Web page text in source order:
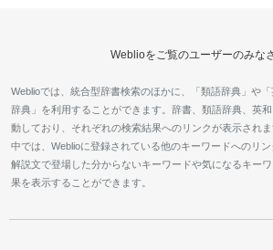
Weblioをご覧のユーザーのみな
Weblioでは、統合型辞書検索のほかに、「類語辞典」や
辞典」を利用することができます。辞書、類語辞典、英
動しており、それぞれの検索結果へのリンクが表示され
中では、Weblioに登録されている他のキーワードへのリン
解説文で登場した分からないキーワードや気になるキー
果を表示することができます。